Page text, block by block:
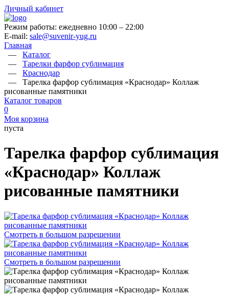
Личный кабинет
Режим работы: ежедневно 10:00 – 22:00
E-mail: sale@suvenir-yug.ru
Главная
— Каталог
— Тарелки фарфор сублимация
— Краснодар
— Тарелка фарфор сублимация «Краснодар» Коллаж
рисованные памятники
Каталог товаров
0
Моя корзина
пуста
Тарелка фарфор сублимация
«Краснодар» Коллаж
рисованные памятники
Смотреть в большом разрешении
Смотреть в большом разрешении